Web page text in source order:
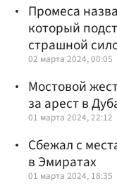
Промеса
который
страшной
02 марта 2024, 00:05
Мостовой
за арест в
01 марта 2024, 22:12
Сбежал с
в Эмиратах
01 марта 2024, 18:35